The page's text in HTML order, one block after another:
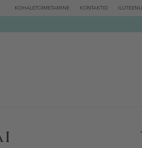
KOHALETOIMETAMINE KONTAKTID